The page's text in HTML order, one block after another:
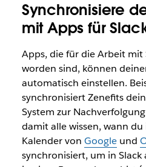
Synchronisiere
mit Apps für
Apps, die für die Arbeit mit
worden sind, können
automatisch einstellen.
synchronisiert Zenefits
System zur
damit alle wissen, wann
Kalender von Googleund
synchronisiert, um in Slack